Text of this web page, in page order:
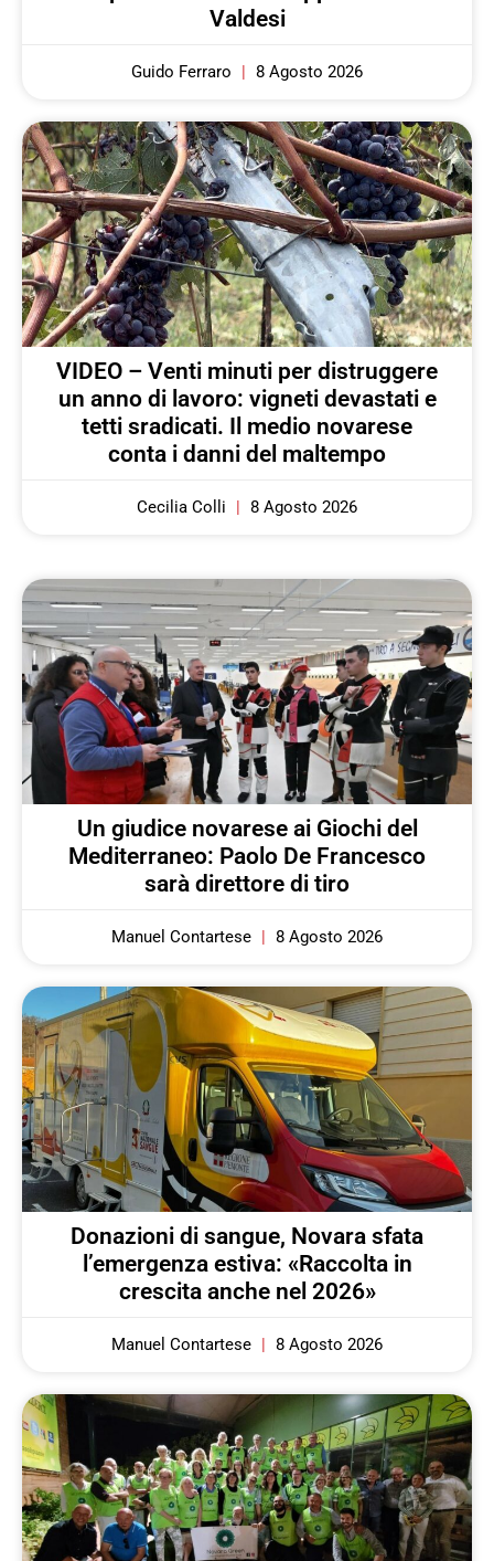
Valdesi
Guido Ferraro 8 Agosto 2026
VIDEO – Venti minuti per distruggere
un anno di lavoro: vigneti devastati e
tetti sradicati. Il medio novarese
conta i danni del maltempo
Cecilia Colli 8 Agosto 2026
Un giudice novarese ai Giochi del
Mediterraneo: Paolo De Francesco
sarà direttore di tiro
Manuel Contartese 8 Agosto 2026
Donazioni di sangue, Novara sfata
l’emergenza estiva: «Raccolta in
crescita anche nel 2026»
Manuel Contartese 8 Agosto 2026